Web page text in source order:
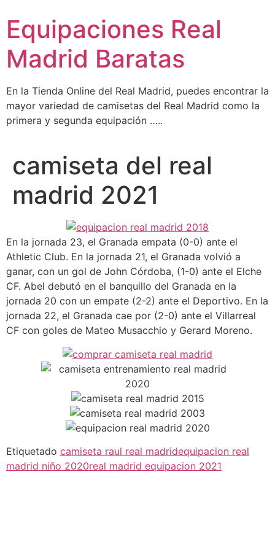
contenido
Equipaciones Real
Madrid Baratas
En la Tienda Online del Real Madrid, puedes encontrar la
mayor variedad de camisetas del Real Madrid como la
primera y segunda equipación …..
camiseta del real
madrid 2021
En la jornada 23, el Granada empata (0-0) ante el
Athletic Club. En la jornada 21, el Granada volvió a
ganar, con un gol de John Córdoba, (1-0) ante el Elche
CF. Abel debutó en el banquillo del Granada en la
jornada 20 con un empate (2-2) ante el Deportivo. En la
jornada 22, el Granada cae por (2-0) ante el Villarreal
CF con goles de Mateo Musacchio y Gerard Moreno.
Etiquetado camiseta raul real madridequipacion real
madrid niño 2020real madrid equipacion 2021